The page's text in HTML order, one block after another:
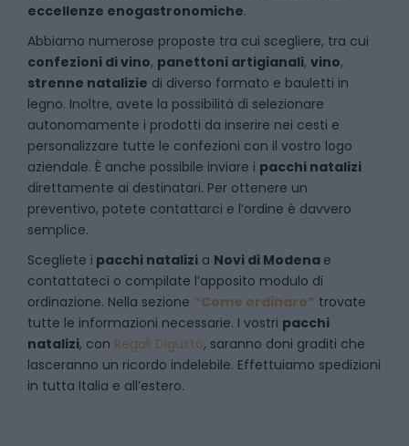
eccellenze enogastronomiche.
Abbiamo numerose proposte tra cui scegliere, tra cui
confezioni di vino, panettoni artigianali, vino,
strenne natalizie di diverso formato e bauletti in
legno. Inoltre, avete la possibilità di selezionare
autonomamente i prodotti da inserire nei cesti e
personalizzare tutte le confezioni con il vostro logo
aziendale. È anche possibile inviare i pacchi natalizi
direttamente ai destinatari. Per ottenere un
preventivo, potete contattarci e l’ordine è davvero
semplice.
Scegliete i pacchi natalizi a Novi di Modena e
contattateci o compilate l’apposito modulo di
ordinazione. Nella sezione “Come ordinare” trovate
tutte le informazioni necessarie. I vostri pacchi
natalizi, con Regali Digusto, saranno doni graditi che
lasceranno un ricordo indelebile. Effettuiamo spedizioni
in tutta Italia e all’estero.